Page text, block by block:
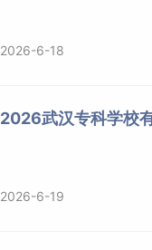
2026-6-18
2026武汉专科学校
2026-6-19